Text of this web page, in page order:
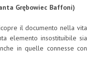
Grębowiec Baffoni)
il documento nella vita
elemento insostituibile sia
in quelle connesse con